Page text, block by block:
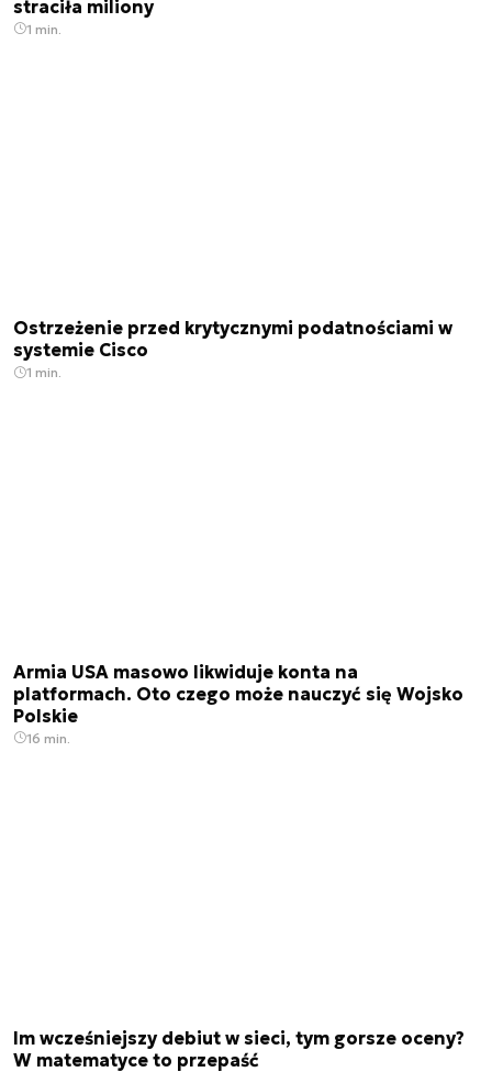
straciła miliony
1 min.
Ostrzeżenie przed krytycznymi podatnościami w
systemie Cisco
1 min.
Armia USA masowo likwiduje konta na
platformach. Oto czego może nauczyć się Wojsko
Polskie
16 min.
Im wcześniejszy debiut w sieci, tym gorsze oceny?
W matematyce to przepaść